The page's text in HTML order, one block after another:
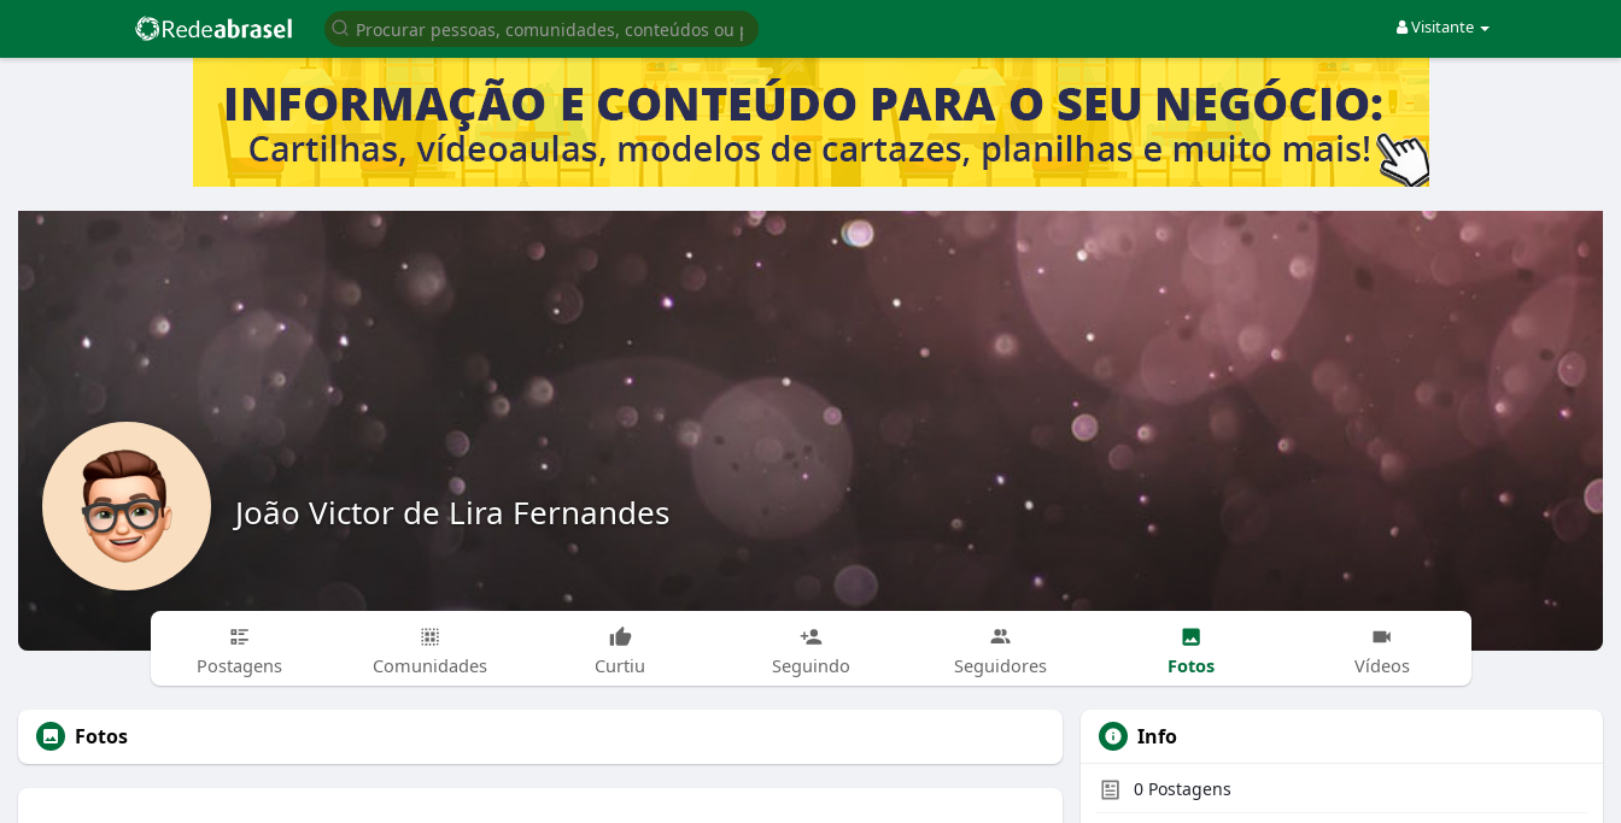
Visitante
João Victor de Lira Fernandes
Postagens Comunidades Curtiu Seguindo Seguidores Fotos Vídeos
Fotos Info
0 Postagens